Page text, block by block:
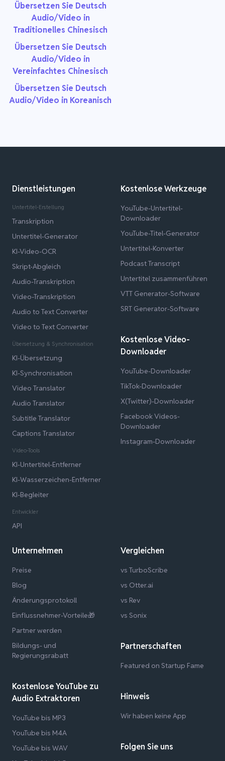
Übersetzen Sie Deutsch
Audio/Video in
Traditionelles Chinesisch
Übersetzen Sie Deutsch
Audio/Video in
Vereinfachtes Chinesisch
Übersetzen Sie Deutsch
Audio/Video in Koreanisch
Dienstleistungen
Untertitel-Erstellung
Transkription
Untertitel-Generator
KI-Video-OCR
Skript-Abgleich
Audio-Transkription
Video-Transkription
Audio to Text Converter
Video to Text Converter
Übersetzung & Synchronisation
KI-Übersetzung
KI-Synchronisation
Video Translator
Audio Translator
Subtitle Translator
Captions Translator
Video-Tools
KI-Untertitel-Entferner
KI-Wasserzeichen-Entferner
KI-Begleiter
Entwickler
API
Kostenlose Werkzeuge
YouTube-Untertitel-
Downloader
YouTube-Titel-Generator
Untertitel-Konverter
Podcast Transcript
Untertitel zusammenführen
VTT Generator-Software
SRT Generator-Software
Kostenlose Video-
Downloader
YouTube-Downloader
TikTok-Downloader
X(Twitter)-Downloader
Facebook Videos-
Downloader
Instagram-Downloader
Unternehmen
Preise
Blog
Änderungsprotokoll
Einflussnehmer-Vorteile🎁
Partner werden
Bildungs- und
Regierungsrabatt
Kostenlose YouTube zu
Audio Extraktoren
YouTube bis MP3
YouTube bis M4A
YouTube bis WAV
Vergleichen
vs TurboScribe
vs Otter.ai
vs Rev
vs Sonix
Partnerschaften
Featured on Startup Fame
Hinweis
Wir haben keine App
Folgen Sie uns